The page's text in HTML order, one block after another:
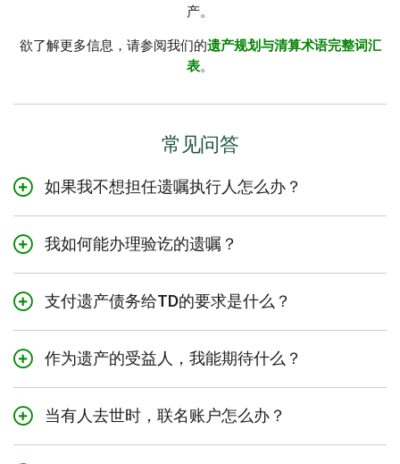
产。
欲了解更多信息，请参阅我们的遗产规划与清算术语完整词汇
表。
常见问答
如果我不想担任遗嘱执行人怎么办？
以承受。请与您的律师讨论您的职责。若您感兴趣，TD还
我如何能办理验讫的遗嘱？
师）开始遗嘱验证程序。
的最终遗嘱，遗嘱中被列为遗嘱执行人的人确实由死者委
注意：在魁北克，验证遗嘱的程序有所不同。这涉及在强
支付遗产债务给TD的要求是什么？
务）都应与道明银行结清。
作为遗产的受益人，我能期待什么？
情感。当您被告知将从遗产中收到一笔钱时，特别是金额
当有人去世时，联名账户怎么办？